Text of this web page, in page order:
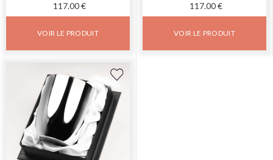
117.00 €
VOIR LE PRODUIT
117.00 €
VOIR LE PRODUIT